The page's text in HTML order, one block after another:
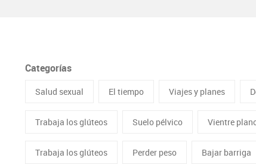
Categorías
Salud sexual El tiempo Viajes y planes
Trabaja los glúteos Suelo pélvico Vientre
Trabaja los glúteos Perder peso Bajar barriga